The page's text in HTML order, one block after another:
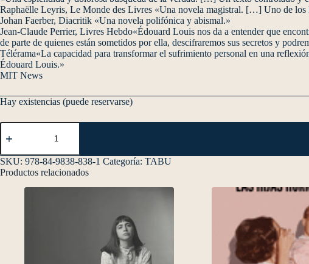
Raphaëlle Leyris, Le Monde des Livres «Una novela magistral. […] Uno de los
Johan Faerber, Diacritik «Una novela polifónica y abismal.»
Jean-Claude Perrier, Livres Hebdo«Édouard Louis nos da a entender que
de parte de quienes están sometidos por ella, descifraremos sus secretos y
Télérama«La capacidad para transformar el sufrimiento personal en una
Édouard Louis.»
MIT News
Hay existencias (puede reservarse)
SKU: 978-84-9838-838-1 Categoría: TABU
Productos relacionados